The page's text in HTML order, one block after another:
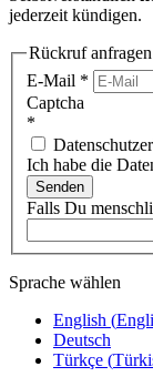
jederzeit kündigen.
Rückruf anfragen
E-Mail *
Captcha
*
Ich habe die
Senden
Falls Du
Sprache wählen
English (
Deutsch
Türkçe (